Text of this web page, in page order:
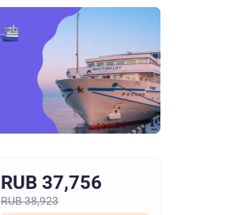
RUB 37,756
RUB 38,923